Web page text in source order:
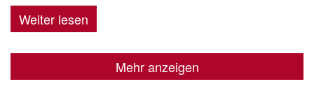
Weiter lesen
Mehr anzeigen